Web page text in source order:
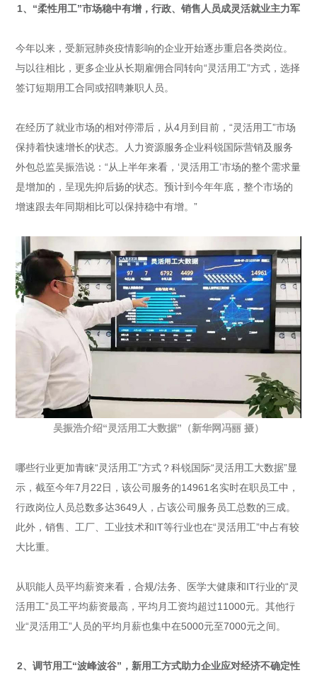
1、“柔性用工”市场稳中有增， 行政、销售人员成灵活就业主力军
今年以来，受新冠肺炎疫情影响的企业开始逐步重启各类岗位。
与以往相比，更多企业从长期雇佣合同转向“灵活用工”方式，选择
签订短期用工合同或招聘兼职人员。
在经历了就业市场的相对停滞后，从4月到目前，“灵活用工”市场
保持着快速增长的状态。人力资源服务企业科锐国际营销及服务
外包总监吴振浩说：“从上半年来看，‘灵活用工’市场的整个需求量
是增加的，呈现先抑后扬的状态。预计到今年年底，整个市场的
增速跟去年同期相比可以保持稳中有增。”
吴振浩介绍“灵活用工大数据”（新华网冯丽 摄）
哪些行业更加青睐“灵活用工”方式？科锐国际“灵活用工大数据”显
示，截至今年7月22日，该公司服务的14961名实时在职员工中，
行政岗位人员总数多达3649人，占该公司服务员工总数的三成。
此外，销售、工厂、工业技术和IT等行业也在“灵活用工”中占有较
大比重。
从职能人员平均薪资来看，合规/法务、医学大健康和IT行业的“灵
活用工”员工平均薪资最高，平均月工资均超过11000元。其他行
业“灵活用工”人员的平均月薪也集中在5000元至7000元之间。
2、调节用工“波峰波谷”，新用工方式助力企业应对经济不确定性